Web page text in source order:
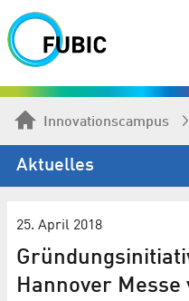
Innovationscampus
Aktuelles
25. April 2018
Hannover